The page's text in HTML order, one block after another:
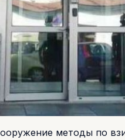
методы по